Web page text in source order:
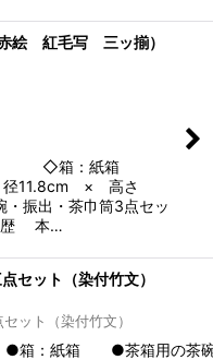
赤絵 紅毛写 三ッ揃）
堂 ◇箱：紙箱
11.8cm × 高さ
出・茶巾筒3点セッ
歴 本…
セット（染付竹文）
ット（染付竹文）
：紙箱 ●茶箱用の茶碗